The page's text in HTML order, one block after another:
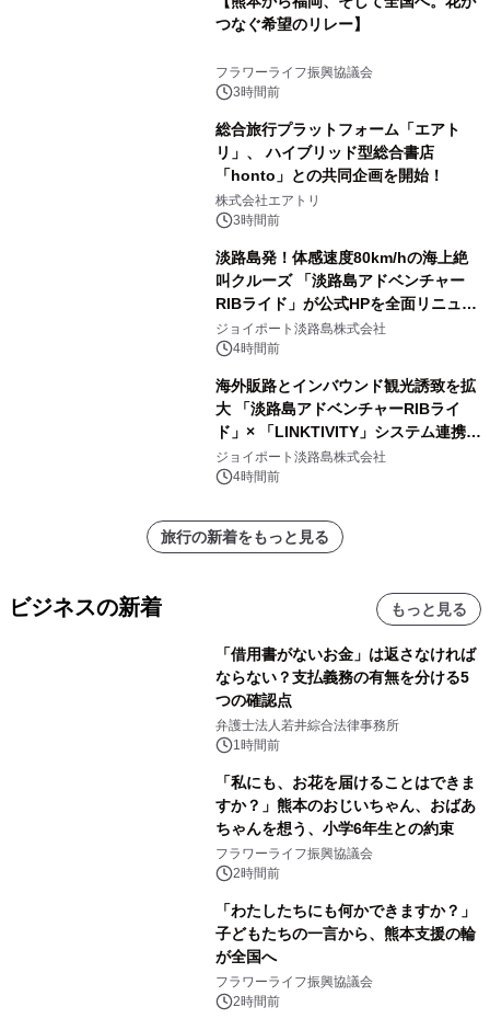
つなぐ希望のリレー】
フラワーライフ振興協議会
3時間前
総合旅行プラットフォーム「エアト
リ」、 ハイブリッド型総合書店
「honto」との共同企画を開始！
株式会社エアトリ
3時間前
淡路島発！体感速度80km/hの海上絶
叫クルーズ 「淡路島アドベンチャー
RIBライド」が公式HPを全面リニュー
アル！ ～スマホで即予約完了の「スマ
ート設計」へ刷新～
ジョイポート淡路島株式会社
4時間前
海外販路とインバウンド観光誘致を拡
大 「淡路島アドベンチャーRIBライ
ド」× 「LINKTIVITY」システム連携を
開始！
ジョイポート淡路島株式会社
4時間前
旅行の新着をもっと見る
ビジネスの新着 もっと見る
「借用書がないお金」は返さなければ
ならない？支払義務の有無を分ける5
つの確認点
弁護士法人若井綜合法律事務所
1時間前
「私にも、お花を届けることはできま
すか？」熊本のおじいちゃん、おばあ
ちゃんを想う、小学6年生との約束
フラワーライフ振興協議会
2時間前
「わたしたちにも何かできますか？」
子どもたちの一言から、熊本支援の輪
が全国へ
フラワーライフ振興協議会
2時間前